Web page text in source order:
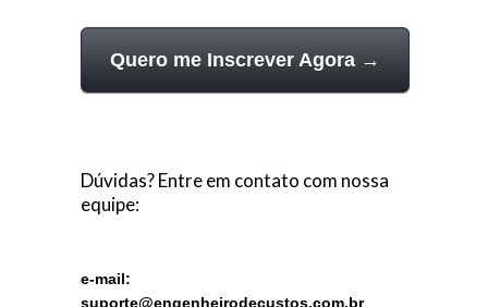
Quero me Inscrever Agora →
Dúvidas? Entre em contato com nossa
equipe:
e-mail:
suporte@engenheirodecustos.com.br